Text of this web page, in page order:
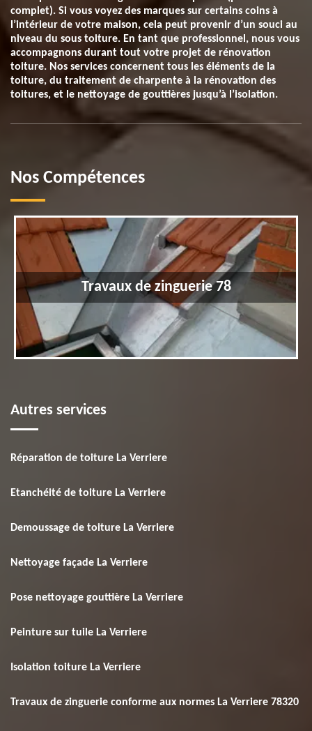
complet). Si vous voyez des marques sur certains coins à
l’intérieur de votre maison, cela peut provenir d’un souci au
niveau du sous toiture. En tant que professionnel, nous vous
accompagnons durant tout votre projet de rénovation
toiture. Nos services concernent tous les éléments de la
toiture, du traitement de charpente à la rénovation des
toitures, et le nettoyage de gouttières jusqu’à l’isolation.
Nos Compétences
Travaux de zinguerie 78
Autres services
Réparation de toiture La Verriere
Etanchéité de toiture La Verriere
Demoussage de toiture La Verriere
Nettoyage façade La Verriere
Pose nettoyage gouttière La Verriere
Peinture sur tuile La Verriere
Isolation toiture La Verriere
Travaux de zinguerie conforme aux normes La Verriere 78320